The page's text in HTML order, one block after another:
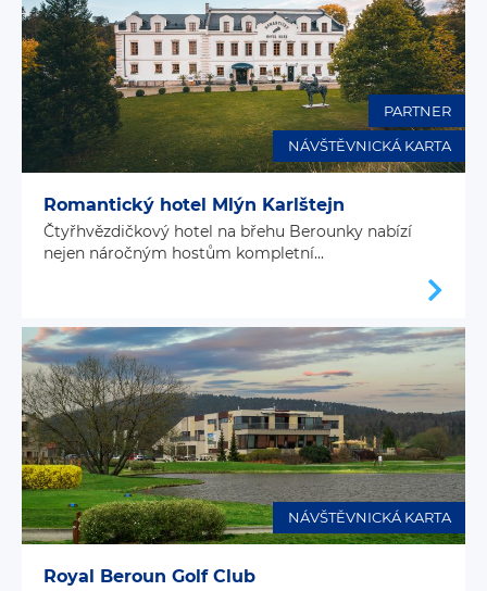
NÁVŠTĚVNICKÁ KARTA
PARTNER
Romantický hotel Mlýn Karlštejn
Čtyřhvězdičkový hotel na břehu Berounky nabízí
nejen náročným hostům kompletní...
NÁVŠTĚVNICKÁ KARTA
Royal Beroun Golf Club